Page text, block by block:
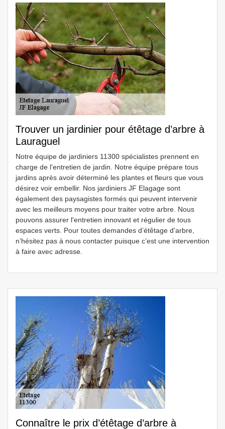
Trouver un jardinier pour étêtage d’arbre à
Lauraguel
Notre équipe de jardiniers 11300 spécialistes prennent en
charge de l'entretien de jardin. Notre équipe prépare tous
jardins après avoir déterminé les plantes et fleurs que vous
désirez voir embellir. Nos jardiniers JF Elagage sont
également des paysagistes formés qui peuvent intervenir
avec les meilleurs moyens pour traiter votre arbre. Nous
pouvons assurer l'entretien innovant et régulier de tous
espaces verts. Pour toutes demandes d’étêtage d’arbre,
n’hésitez pas à nous contacter puisque c’est une intervention
à faire avec adresse.
Connaître le prix d’étêtage d’arbre à